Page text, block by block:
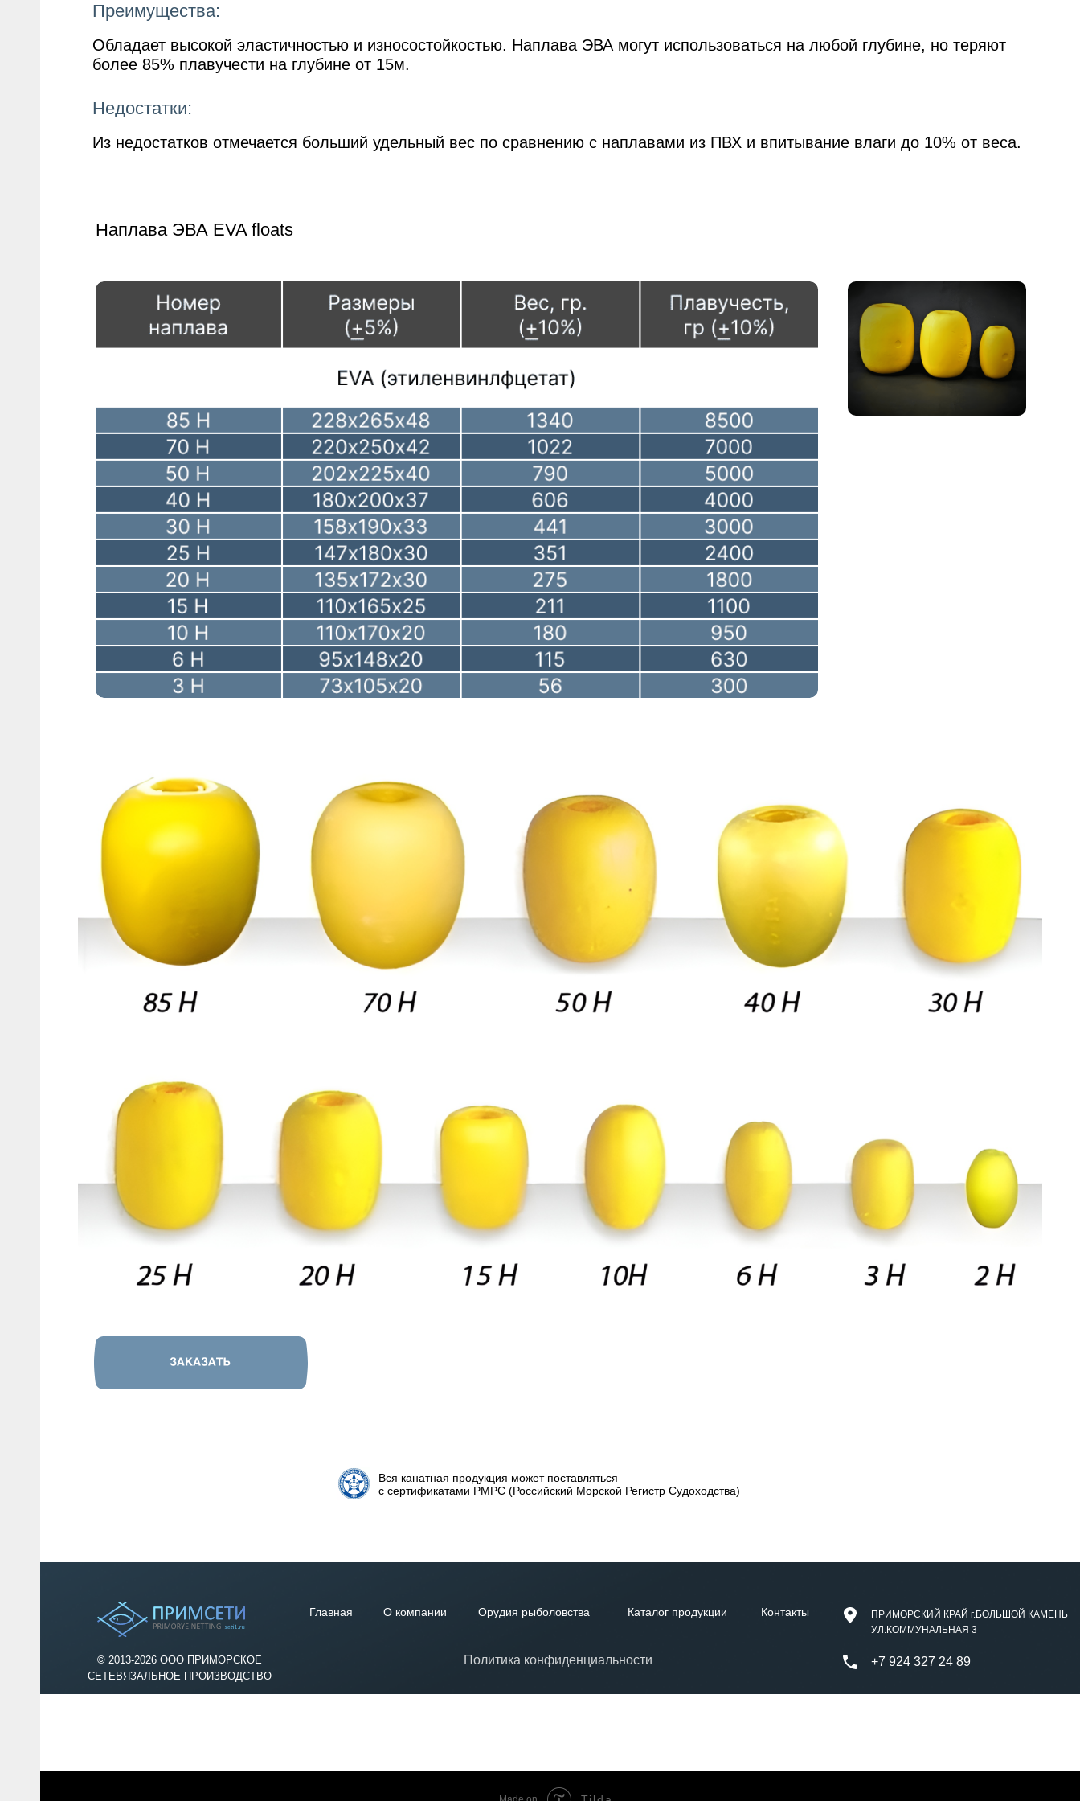
Преимущества:
Обладает высокой эластичностью и износостойкостью. Наплава ЭВА могут использоваться на любой глубине, но теряют
более 85% плавучести на глубине от 15м.
Из недостатков отмечается больший удельный вес по сравнению с наплавами из ПВХ и впитывание влаги до 10% от веса.
Недостатки:
Наплава ЭВА EVA floats
Вся канатная продукция может поставляться
с сертификатами РМРС (Российский Морской Регистр Судоходства)
Орудия рыболовства Каталог продукции Контакты
Главная О компании
+7 924 327 24 89
Политика конфиденциальности
© 2013-2026 ООО ПРИМОРСКОЕ
СЕТЕВЯЗАЛЬНОЕ ПРОИЗВОДСТВО
ПРИМОРСКИЙ КРАЙ г.БОЛЬШОЙ КАМЕНЬ
УЛ.КОММУНАЛЬНАЯ 3